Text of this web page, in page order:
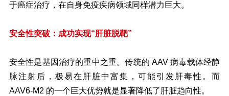
于癌症治疗，在自身免疫疾病领域同样潜力巨大。
安全性突破：成功实现“肝脏脱靶”
安全性是基因治疗的重中之重。传统的 AAV 病毒载体经静
脉注射后，极易在肝脏中富集，可能引发肝毒性。而
AAV6-M2 的一个巨大优势就是显著降低了肝脏趋向性。